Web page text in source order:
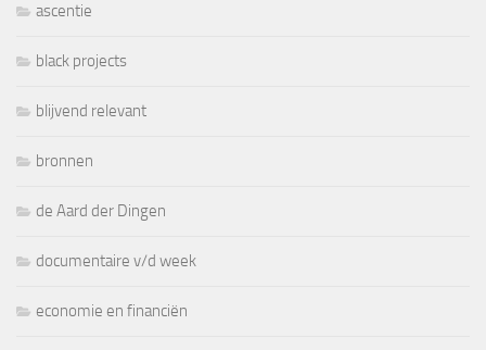
ascentie
black projects
blijvend relevant
bronnen
de Aard der Dingen
documentaire v/d week
economie en financiën